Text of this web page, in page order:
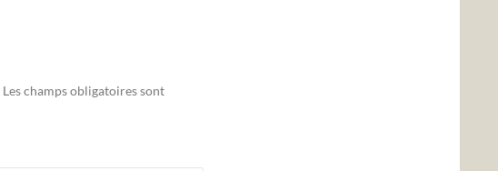
Les champs obligatoires sont